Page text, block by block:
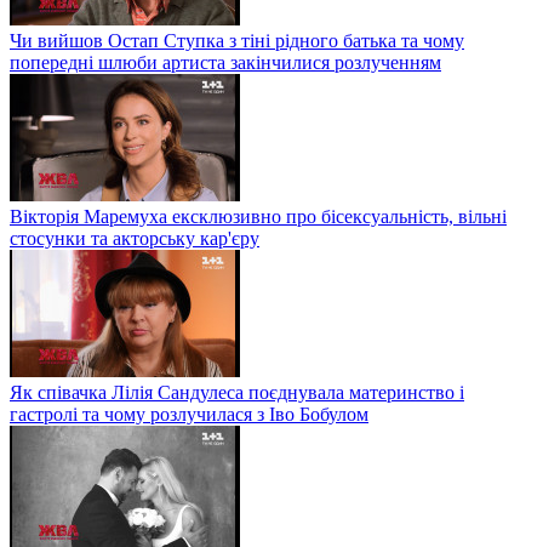
Чи вийшов Остап Ступка з тіні рідного батька та чому
попередні шлюби артиста закінчилися розлученням
Вікторія Маремуха ексклюзивно про бісексуальність, вільні
стосунки та акторську кар'єру
Як співачка Лілія Сандулеса поєднувала материнство і
гастролі та чому розлучилася з Іво Бобулом